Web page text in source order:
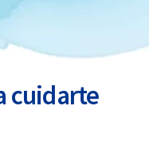
cuidarte